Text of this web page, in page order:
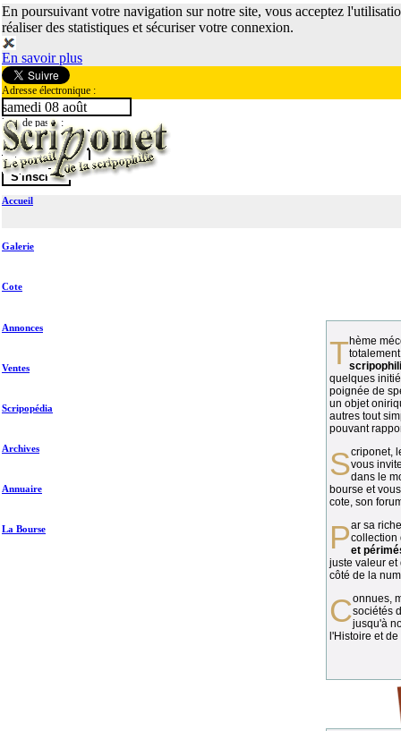
En poursuivant votre navigation sur notre site, vous acceptez
réaliser des statistiques et sécuriser votre connexion.
En savoir plus
Adresse électronique :
Mot de passe :
samedi 08 août
Accueil
Galerie
Cote
Annonces
Ventes
Scripopédia
Archives
Annuaire
La Bourse
Thème méconnu des collectionneurs et
quelques
poignée de
un objet
autres tout
pouvant
vous
dans le
bourse et
cote, son
Par sa richesse et sa diversité, lacollection
et
juste valeur et
côté de la
Connues, méconnues, ou inconnues, lessociétés
jusqu'à
l'Histoire et